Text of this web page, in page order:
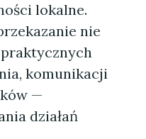
lokalne.
nie
komunikacji
—
działań